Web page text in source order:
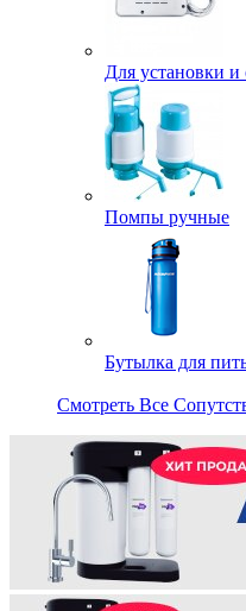
Для установки
Помпы ручные
Бутылка для
Смотреть Все